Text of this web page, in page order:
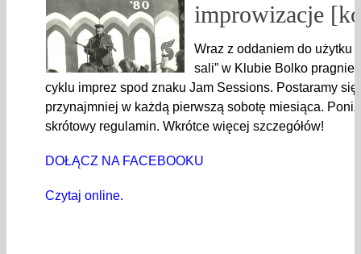
improwizacje
Wraz z oddaniem do użytku
sali” w Klubie Bolko
cyklu imprez spod znaku Jam Sessions. Postaramy
przynajmniej w każdą pierwszą sobotę miesiąca.
skrótowy regulamin. Wkrótce więcej szczegółów!
DOŁĄCZ NA FACEBOOKU
Czytaj online.